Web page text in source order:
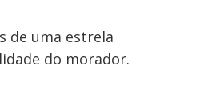
de uma estrela
do morador.